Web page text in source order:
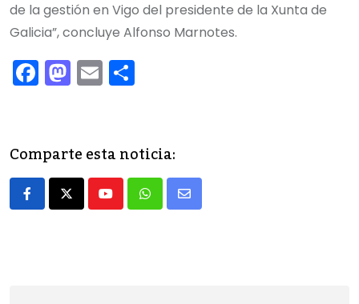
de la gestión en Vigo del presidente de la Xunta de
Galicia”, concluye Alfonso Marnotes.
F
a
e
b
o
M
a
o
d
o
E
m
l p
ar
tir
Comparte esta noticia:
YoutubeWhatsapp
Share